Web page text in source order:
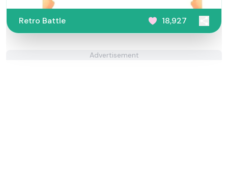
Calculator
Retro Battle 18,927
Advertisement